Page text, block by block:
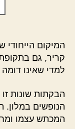
המיקום הייחודי
קריר, גם
למדי שאינו
הבקתות שונות
הנופשים במלון.
המכתש עצמו